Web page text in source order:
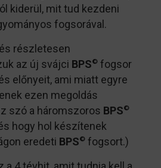
kiderül, mit tud kezdeni
fogsorával.
részletesen
az új svájci BPS©fogsor
előnyeit, ami miatt egyre
ezen megoldás
szó a háromszoros BPS©
hogy hol készítenek
eredeti BPS©fogsort.)